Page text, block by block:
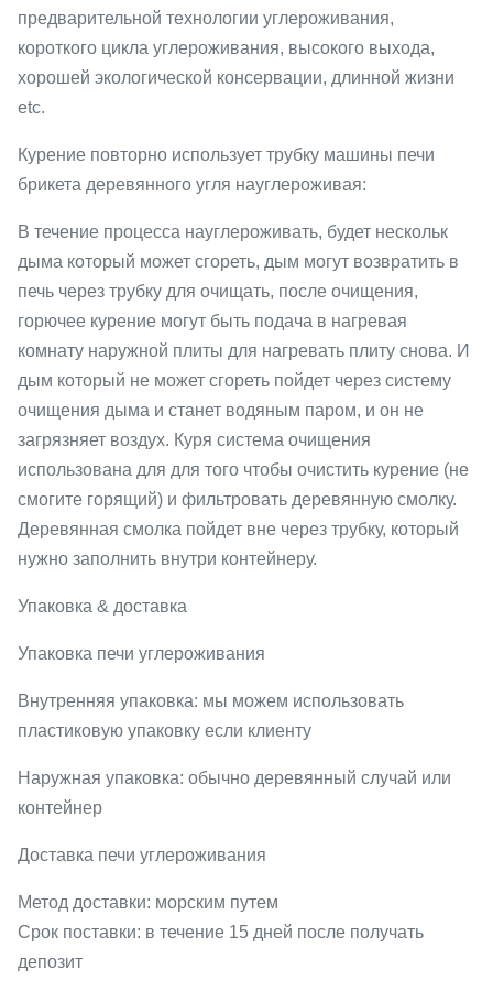
предварительной технологии углероживания,
короткого цикла углероживания, высокого выхода,
хорошей экологической консервации, длинной жизни
etc.
Курение повторно использует трубку машины печи
брикета деревянного угля науглероживая:
В течение процесса науглероживать, будет нескольк
дыма который может сгореть, дым могут возвратить в
печь через трубку для очищать, после очищения,
горючее курение могут быть подача в нагревая
комнату наружной плиты для нагревать плиту снова. И
дым который не может сгореть пойдет через систему
очищения дыма и станет водяным паром, и он не
загрязняет воздух. Куря система очищения
использована для для того чтобы очистить курение (не
смогите горящий) и фильтровать деревянную смолку.
Деревянная смолка пойдет вне через трубку, который
нужно заполнить внутри контейнеру.
Упаковка & доставка
Упаковка печи углероживания
Внутренняя упаковка: мы можем использовать
пластиковую упаковку если клиенту
Наружная упаковка: обычно деревянный случай или
контейнер
Доставка печи углероживания
Метод доставки: морским путем
Срок поставки: в течение 15 дней после получать
депозит